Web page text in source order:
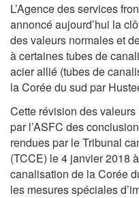
L’Agence des services
annoncé aujourd’hui la
des valeurs normales et
à certaines tubes de
acier allié (tubes de
la Corée du sud par
Cette révision des
par l’ASFC des
rendues par le Tribunal
(TCCE) le 4 janvier 2018
canalisation de la Corée
les mesures spéciales